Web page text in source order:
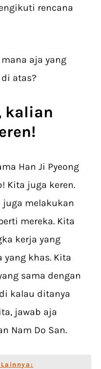
rencana
mana aja yang
atas?
kalian
Han Ji Pyeong
Kita juga keren.
melakukan
mereka. Kita
kerja yang
khas. Kita
sama dengan
kalau ditanya
jawab aja
Nam Do San.